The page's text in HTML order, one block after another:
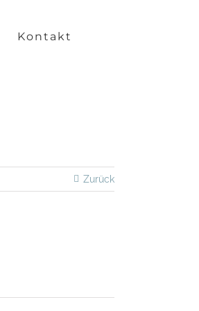
Kontakt
Zurück